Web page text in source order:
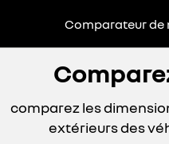
Comparateur de
comparez les
extérieurs des